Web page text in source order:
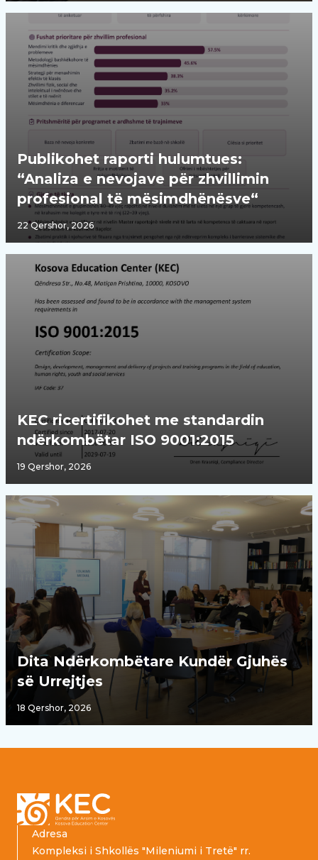
Publikohet raporti hulumtues:
“Analiza e nevojave për zhvillimin
profesional të mësimdhënësve“
22 Qershor, 2026
KEC ricertifikohet me standardin
ndërkombëtar ISO 9001:2015
19 Qershor, 2026
Dita Ndërkombëtare Kundër Gjuhës
së Urrejtjes
18 Qershor, 2026
Adresa
Kompleksi i Shkollës "Mileniumi i Tretë" rr.